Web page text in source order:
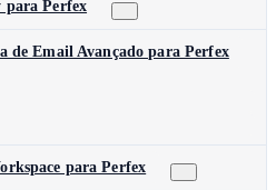
para Perfex
de Email Avançado para Perfex
para Perfex